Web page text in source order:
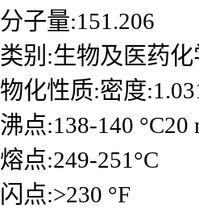
分子量:151.206
类别:生物及医药
物化性质:密度
沸点:138-140
熔点:249-251°C
闪点:>230 °F